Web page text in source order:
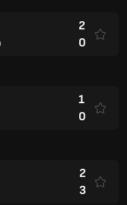
2
0
1
0
2
3